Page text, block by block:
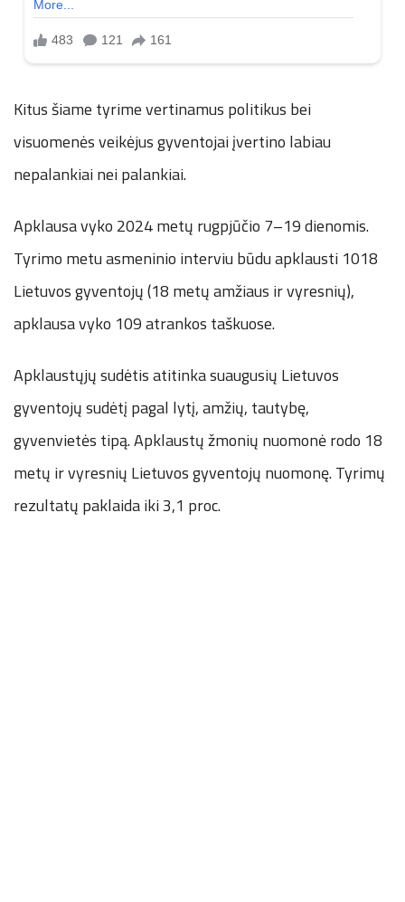
Kitus šiame tyrime vertinamus politikus bei
visuomenės veikėjus gyventojai įvertino labiau
nepalankiai nei palankiai.
Apklausa vyko 2024 metų rugpjūčio 7–19 dienomis.
Tyrimo metu asmeninio interviu būdu apklausti 1018
Lietuvos gyventojų (18 metų amžiaus ir vyresnių),
apklausa vyko 109 atrankos taškuose.
Apklaustųjų sudėtis atitinka suaugusių Lietuvos
gyventojų sudėtį pagal lytį, amžių, tautybę,
gyvenvietės tipą. Apklaustų žmonių nuomonė rodo 18
metų ir vyresnių Lietuvos gyventojų nuomonę. Tyrimų
rezultatų paklaida iki 3,1 proc.